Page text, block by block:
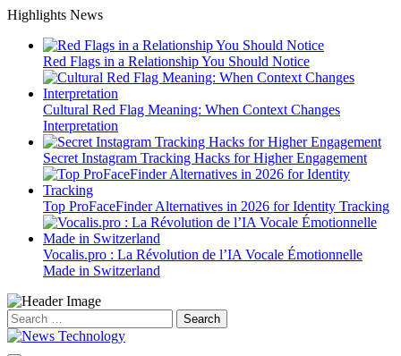
Skip
content
Highlights News
Red Flags in a Relationship You Should Notice
Cultural Red Flag Meaning: When Context Changes
Interpretation
Secret Instagram Tracking Hacks for Higher Engagement
Top ProFaceFinder Alternatives in 2026 for Identity Tracking
Vocalis.pro : La Révolution de l’IA Vocale Émotionnelle
Made in Switzerland
Search
for: